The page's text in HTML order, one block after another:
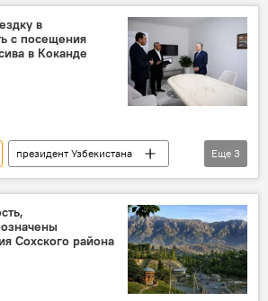
Наманган
Шавкат Мирзиёев
в
с посещения
в Коканде
президент Узбекистана
Коканд
Еще 3
Сохского района